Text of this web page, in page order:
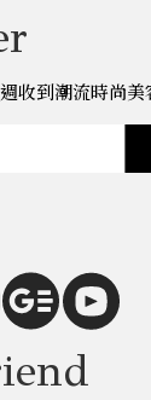
收到潮流時尚美